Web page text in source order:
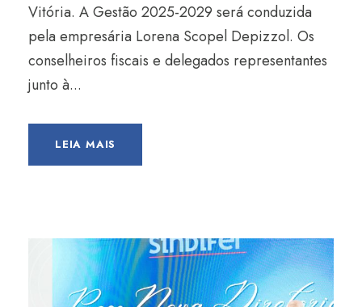
Vitória. A Gestão 2025-2029 será conduzida
pela empresária Lorena Scopel Depizzol. Os
conselheiros fiscais e delegados representantes
junto à...
LEIA MAIS